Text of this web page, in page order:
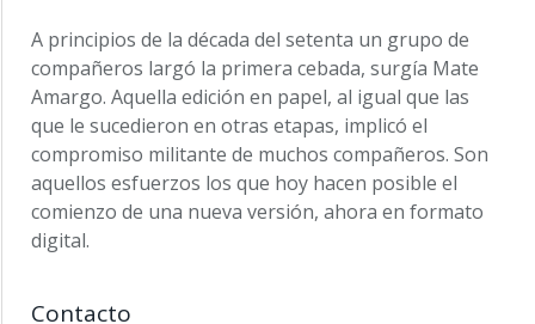
A principios de la década del setenta un grupo de
compañeros largó la primera cebada, surgía Mate
Amargo. Aquella edición en papel, al igual que las
que le sucedieron en otras etapas, implicó el
compromiso militante de muchos compañeros. Son
aquellos esfuerzos los que hoy hacen posible el
comienzo de una nueva versión, ahora en formato
digital.
Contacto